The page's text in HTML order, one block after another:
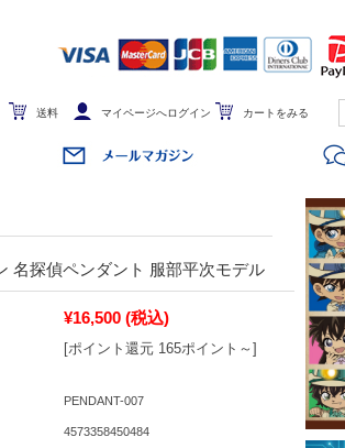
送料 マイページへログイン カートをみる
名探偵ペンダント 服部平次モデル
¥16,500 (税込)
[ポイント還元 165ポイント～]
PENDANT-007
4573358450484